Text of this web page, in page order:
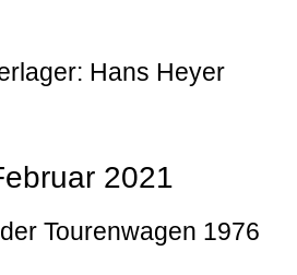
Hans Heyer
2021
Tourenwagen 1976